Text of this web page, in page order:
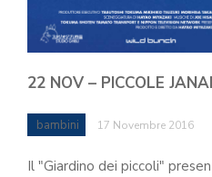
22 NOV – PICCOLE
bambini 17 Novembre 2016
Il "Giardino dei piccoli"